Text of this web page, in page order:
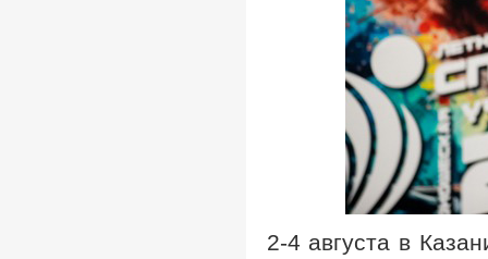
2-4 августа в